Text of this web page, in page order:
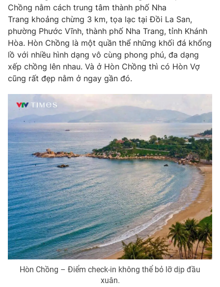
Học trực tuyến
Hitech Công nghệ tương lai
Sản phẩm
Thị trường
Tư vấn
Giao lưu trực tuyến
Lịch phát sóng
Chuyên mục khác
Emagazine
Photo Infographic
Video Shorts video
VTV Money VTV Thể thao
VTV Sức khoẻ Bất động sản
Thị trường 24h Tấm lòng Việt
VTV4 Vươn mình bằng AI
Chồng nằm cách trung tâm thành phố Nha
Trang khoảng chừng 3 km, tọa lạc tại Đồi La San,
phường Phước Vĩnh, thành phố Nha Trang, tỉnh Khánh
Hòa. Hòn Chồng là một quần thể những khối đá khổng
lồ với nhiều hình dạng vô cùng phong phú, đa dạng
xếp chồng lên nhau. Và ở Hòn Chồng thì có Hòn Vợ
cũng rất đẹp nằm ở ngay gần đó.
Hòn Chồng – Điểm check-in không thể bỏ lỡ dịp đầu
xuân.